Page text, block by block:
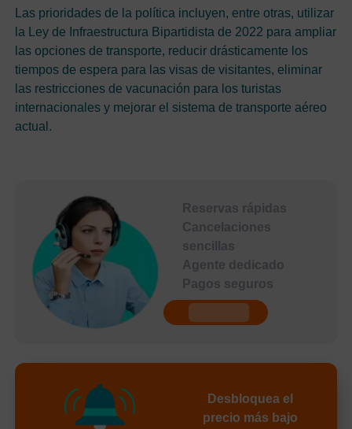
Las prioridades de la política incluyen, entre otras, utilizar
la Ley de Infraestructura Bipartidista de 2022 para ampliar
las opciones de transporte, reducir drásticamente los
tiempos de espera para las visas de visitantes, eliminar
las restricciones de vacunación para los turistas
internacionales y mejorar el sistema de transporte aéreo
actual.
Reservas rápidas
Cancelaciones
sencillas
Agente dedicado
Pagos seguros
Desbloquea el
precio más bajo